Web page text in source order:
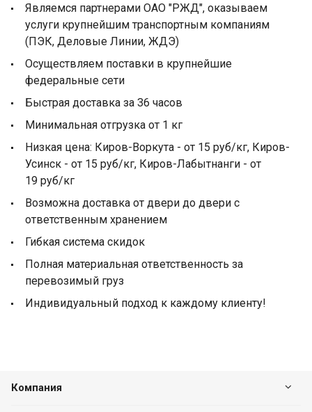
Являемся партнерами ОАО "РЖД", оказываем
услуги крупнейшим транспортным компаниям
(ПЭК, Деловые Линии, ЖДЭ)
Осуществляем поставки в крупнейшие
федеральные сети
Быстрая доставка за 36 часов
Минимальная отгрузка от 1 кг
Низкая цена: Киров-Воркута - от 15 руб/кг, Киров-
Усинск - от 15 руб/кг, Киров-Лабытнанги - от
19 руб/кг
Возможна доставка от двери до двери с
ответственным хранением
Гибкая система скидок
Полная материальная ответственность за
перевозимый груз
Индивидуальный подход к каждому клиенту!
Компания